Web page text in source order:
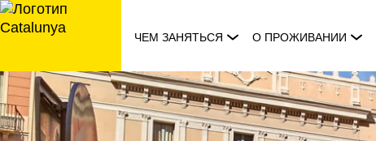
перейти
к
ЧЕМ ЗАНЯТЬСЯ О ПРОЖИВАНИИ